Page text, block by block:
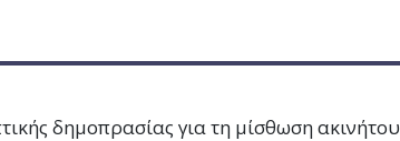
δημοπρασίας για τη μίσθωση ακινήτου